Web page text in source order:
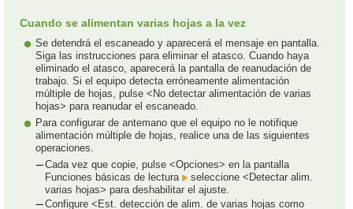
Cuando se alimentan varias hojas a la vez
Se detendrá el escaneado y aparecerá el mensaje en pantalla.
Siga las instrucciones para eliminar el atasco. Cuando haya
eliminado el atasco, aparecerá la pantalla de reanudación de
trabajo. Si el equipo detecta erróneamente alimentación
múltiple de hojas, pulse <No detectar alimentación de varias
hojas> para reanudar el escaneado.
Para configurar de antemano que el equipo no le notifique
alimentación múltiple de hojas, realice una de las siguientes
operaciones.
Cada vez que copie, pulse <Opciones> en la pantalla
Funciones básicas de lectura
seleccione <Detectar alim.
varias hojas> para deshabilitar el ajuste.
Configure <Est. detección de alim. de varias hojas como